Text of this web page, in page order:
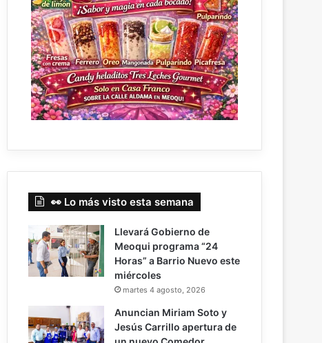
👀 Lo más visto esta semana
Llevará Gobierno de
Meoqui programa “24
Horas” a Barrio Nuevo este
miércoles
martes 4 agosto, 2026
Anuncian Miriam Soto y
Jesús Carrillo apertura de